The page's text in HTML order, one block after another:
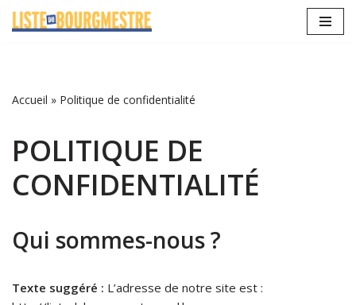
Accueil » Politique de confidentialité
POLITIQUE DE
CONFIDENTIALITÉ
Qui sommes-nous ?
Texte suggéré : L’adresse de notre site est :